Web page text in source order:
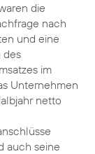
die
nach
und eine
des
im
Unternehmen
netto
auch seine